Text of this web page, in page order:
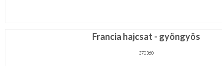
Francia hajcsat - gyöngyös
370360